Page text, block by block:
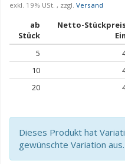
exkl. 19% USt. , zzgl. Versand
ab
Stück
Netto-
5
10
20
Dieses Produkt hat
gewünschte Variation aus.